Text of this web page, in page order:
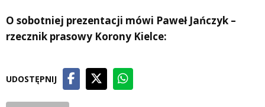
O sobotniej prezentacji mówi Paweł Jańczyk –
rzecznik prasowy Korony Kielce:
UDOSTĘPNIJ